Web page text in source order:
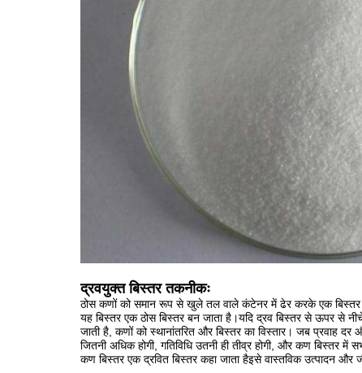
द्रवयुक्त बिस्तर तकनीकः
ठोस कणों को समान रूप से खुले तल वाले कंटेनर में ढेर करके एक बिस्तर
यह बिस्तर एक ठोस बिस्तर बन जाता है।यदि द्रव बिस्तर से ऊपर से
जाती है, कणों को स्थानांतरित और बिस्तर का विस्तार। जब प्रवाह
जितनी अधिक होगी, गतिविधि उतनी ही तीव्र होगी, और कण बिस्तर
कण बिस्तर एक द्रवित बिस्तर कहा जाता हैइसे वास्तविक उत्पादन